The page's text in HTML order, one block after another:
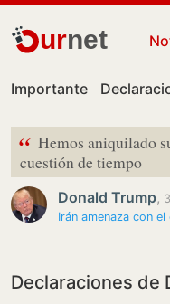
urnet
Importante
“ Hemos aniquilado
cuestión de tiempo
Donald Trump,
Declaraciones de